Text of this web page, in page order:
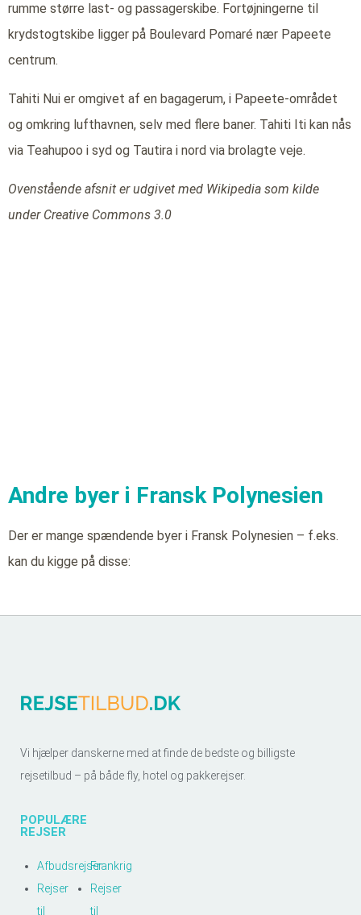
rumme større last- og passagerskibe. Fortøjningerne til
krydstogtskibe ligger på Boulevard Pomaré nær Papeete
centrum.
Tahiti Nui er omgivet af en bagagerum, i Papeete-området
og omkring lufthavnen, selv med flere baner. Tahiti Iti kan nås
via Teahupoo i syd og Tautira i nord via brolagte veje.
Ovenstående afsnit er udgivet med Wikipedia som kilde
under Creative Commons 3.0
Andre byer i Fransk Polynesien
Der er mange spændende byer i Fransk Polynesien – f.eks.
kan du kigge på disse:
Vi hjælper danskerne med at finde de bedste og billigste
rejsetilbud – på både fly, hotel og pakkerejser.
POPULÆRE
REJSER
Afbudsrejser
Rejser
til
Frankrig
Rejser
til